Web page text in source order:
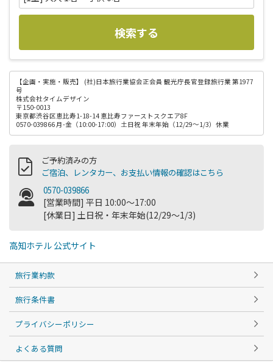
検索する
【企画・実施・販売】
(社)日本旅行業協会正会員 観光庁長官登録旅行業 第1977
号
株式会社タイムデザイン
〒150-0013
東京都渋谷区恵比寿1-18-14 恵比寿ファーストスクエア8F
0570-039866 月-金（10:00-17:00）土日祝 年末年始（12/29～1/3）休業
ご予約済みの方
ご宿泊、レンタカー、お支払い情報の確認はこちら
0570-039866
[営業時間] 平日 10:00～17:00
[休業日] 土日祝・年末年始(12/29～1/3)
高知ホテル 公式サイト
旅行業約款
旅行条件書
プライバシーポリシー
よくある質問